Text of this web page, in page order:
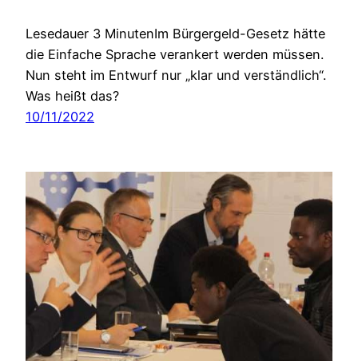
Lesedauer 3 MinutenIm Bürgergeld-Gesetz hätte
die Einfache Sprache verankert werden müssen.
Nun steht im Entwurf nur „klar und verständlich“.
Was heißt das?
10/11/2022